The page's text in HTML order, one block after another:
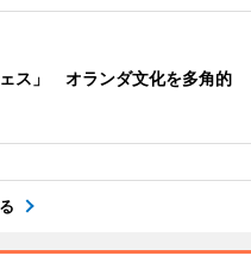
ス」 オランダ文化を多角的